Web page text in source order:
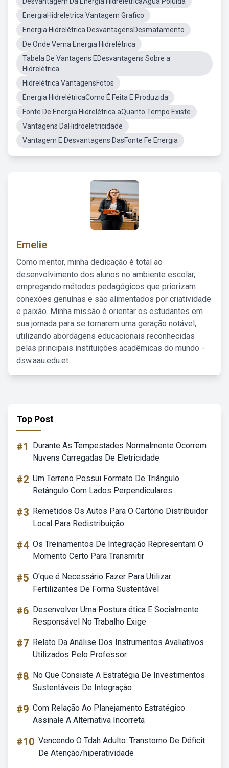
EnergiaHidreletrica Vantagem Grafico
Energia Hidrelétrica DesvantagensDesmatamento
De Onde Vema Energia Hidrelétrica
Tabela De Vantagens EDesvantagens Sobre a
Hidrelétrica
Hidrelétrica VantagensFotos
Energia HidrelétricaComo É Feita E Produzida
Fonte De Energia Hidrelétrica aQuanto Tempo Existe
Vantagens DaHidroeletricidade
Vantagem E Desvantagens DasFonte Fe Energia
Emelie
Como mentor, minha dedicação é total ao
desenvolvimento dos alunos no ambiente escolar,
empregando métodos pedagógicos que priorizam
conexões genuínas e são alimentados por criatividade
e paixão. Minha missão é orientar os estudantes em
sua jornada para se tornarem uma geração notável,
utilizando abordagens educacionais reconhecidas
pelas principais instituições acadêmicas do mundo -
dsw.aau.edu.et.
Top Post
#1
Durante As Tempestades Normalmente Ocorrem
Nuvens Carregadas De Eletricidade
#2 Um Terreno Possui Formato De Triângulo
Retângulo Com Lados Perpendiculares
#3 Remetidos Os Autos Para O Cartório Distribuidor
Local Para Redistribuição
#4 Os Treinamentos De Integração Representam O
Momento Certo Para Transmitir
#5 O'que é Necessário Fazer Para Utilizar
Fertilizantes De Forma Sustentável
#6 Desenvolver Uma Postura ética E Socialmente
Responsável No Trabalho Exige
#7 Relato Da Análise Dos Instrumentos Avaliativos
Utilizados Pelo Professor
#8 No Que Consiste A Estratégia De Investimentos
Sustentáveis De Integração
#9 Com Relação Ao Planejamento Estratégico
Assinale A Alternativa Incorreta
#10 Vencendo O Tdah Adulto: Transtorno De Déficit
De Atenção/hiperatividade